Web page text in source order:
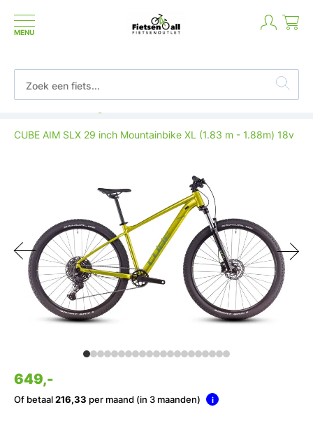
MENU
CUBE AIM SLX 29 inch Mountainbike XL (1.83 m - 1.88m) 18v
649,-
Of betaal216,33 per maand (in 3 maanden) i